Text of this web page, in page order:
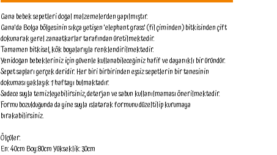
Gana bebek sepetleri doğal malzemelerden yapılmıştır.
Gana'da Bolga bölgesinin sıkça yetişen 'elephant grass' (fil çiminden) bitkisinden çift
dokunarak yerel zanaatkarlar tarafından üretilmektedir.
Tamamen bitkisel, kök boyalarıyla renklendirilmektedir.
Yenidoğan bebekleriniz için güvenle kullanabileceğiniz hafif ve dayanıklı bir üründür.
Sepet sapları gerçek deridir. Her biri birbirinden eşsiz sepetlerin bir tanesinin
dokuması yaklaşık 1 haftayı bulmaktadır.
Sadece suyla temizleyebilirsiniz, deterjan ve sabun kullanılmaması önerilmektedir.
Formu bozulduğunda da yine suyla ıslatarak formunu düzeltilip kurumaya
bırakabilirsiniz.
Ölçüler:
En: 40cm Boy:80cm Yükseklik: 30cm